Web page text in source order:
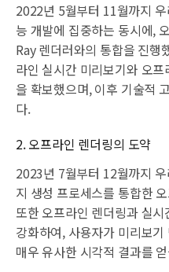
2022년 5월부터 11월까지
능 개발에 집중하는 동시에,
Ray 렌더러와의 통합을 진행
라인 실시간 미리보기와 오
을 확보했으며, 이후 기술적
다.
2. 오프라인 렌더링의 도약
2023년 7월부터 12월까지
지 생성 프로세스를 통합한
또한 오프라인 렌더링과 실
강화하여, 사용자가 미리보
매우 유사한 시각적 결과를